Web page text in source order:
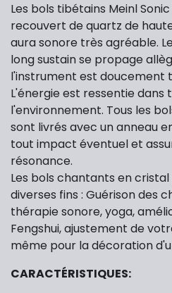
Les bols tibétains Meinl
recouvert de quartz de
aura sonore très agréable.
long sustain se propage
l'instrument est doucement
L'énergie est ressentie dans
l'environnement. Tous les
sont livrés avec un anneau
tout impact éventuel et
résonance.
Les bols chantants en
diverses fins : Guérison des
thérapie sonore, yoga,
Fengshui, ajustement de
même pour la décoration
CARACTÉRISTIQUES: